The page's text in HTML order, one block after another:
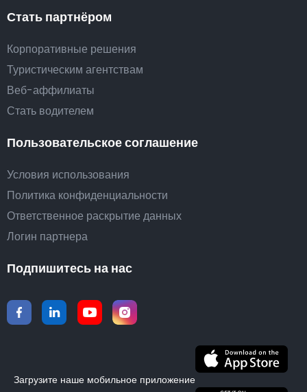
Стать партнёром
Корпоративные решения
Туристическим агентствам
Веб-аффилиаты
Стать водителем
Пользовательское соглашение
Условия использования
Политика конфиденциальности
Ответственное раскрытие данных
Логин партнера
Подпишитесь на нас
Загрузите наше мобильное приложение